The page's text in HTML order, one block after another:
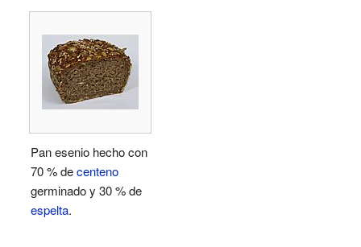
Pan esenio hecho con
70 % decenteno
germinado y 30 % de
espelta.